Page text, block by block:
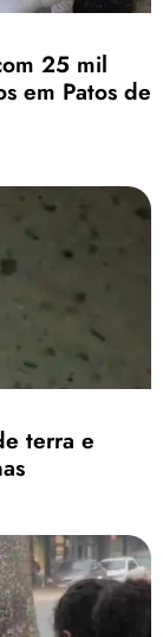
25 mil
em Patos de
terra e